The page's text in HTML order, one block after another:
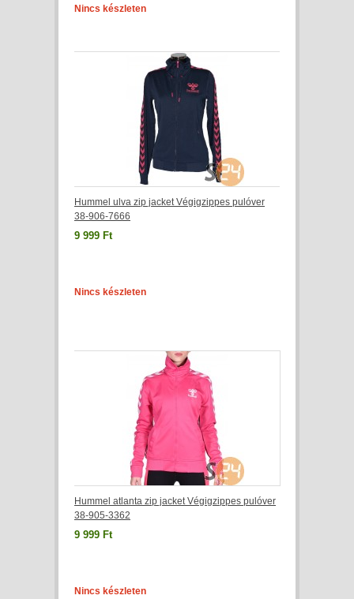
Nincs készleten
Hummel ulva zip jacket Végigzippes pulóver
38-906-7666
9 999 Ft
Nincs készleten
Hummel atlanta zip jacket Végigzippes pulóver
38-905-3362
9 999 Ft
Nincs készleten